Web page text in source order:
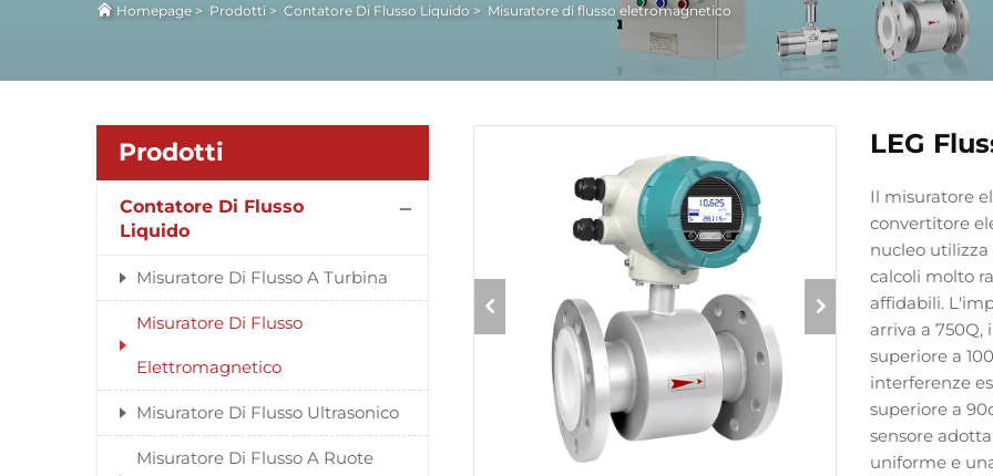
Homepage > Prodotti > Contatore Di Flusso Liquido > Misuratore di flusso eletromagnetico
Prodotti
Contatore Di Flusso
Liquido
Misuratore Di Flusso A Turbina
Misuratore Di Flusso
Elettromagnetico
Misuratore Di Flusso Ultrasonico
Misuratore Di Flusso A Ruote
LEG
Il misuratore
convertitore
nucleo utilizza
calcoli molto
affidabili.
arriva a
superiore a
interferenze
superiore a
sensore
uniforme e